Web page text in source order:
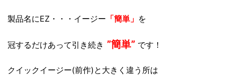
製品名にEZ・・・イージー 「簡単」 を
冠するだけあって引き続き ”簡単” です！
クイックイージー(前作)と大きく違う所は